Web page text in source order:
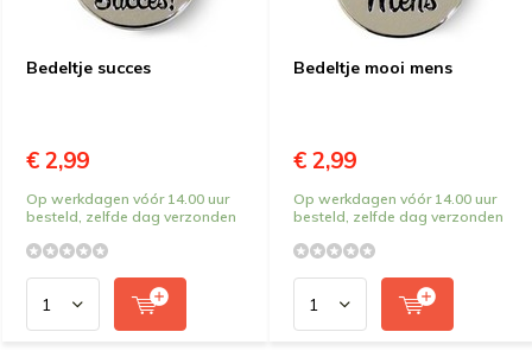
Bedeltje succes
€ 2,99
Op werkdagen vóór 14.00 uur
besteld, zelfde dag verzonden
Bedeltje mooi mens
€ 2,99
Op werkdagen vóór 14.00 uur
besteld, zelfde dag verzonden